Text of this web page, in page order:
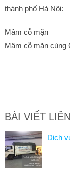
thành phố Hà Nội:
Mâm cỗ mặn
Mâm cỗ mặn cúng
BÀI VIẾT
Dịch